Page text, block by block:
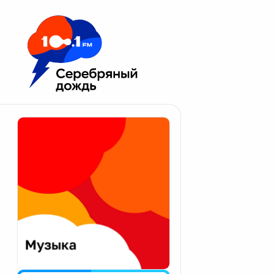
Москва 100.1 FM
Апатиты
Екатеринбург
Калининград
Калуга